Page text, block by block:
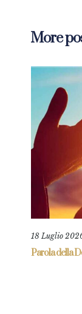
More
18 Luglio
Parola della